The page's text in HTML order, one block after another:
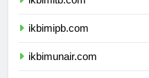
ikbimipb.com
ikbimunair.com